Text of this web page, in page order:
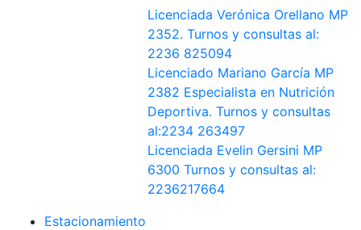
Licenciada Verónica Orellano MP
2352. Turnos y consultas al:
2236 825094
Licenciado Mariano García MP
2382 Especialista en Nutrición
Deportiva. Turnos y consultas
al:2234 263497
Licenciada Evelin Gersini MP
6300 Turnos y consultas al:
2236217664
Estacionamiento